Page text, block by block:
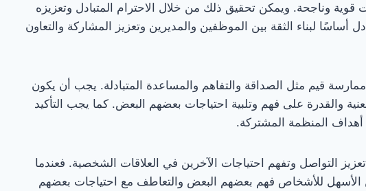
قوية وناجحة. ويمكن تحقيق ذلك من خلال الاحترام المتبادل وتعزيزه
أساسًا لبناء الثقة بين الموظفين والمديرين وتعزيز المشاركة والتعاون
قيم مثل الصداقة والتفاهم والمساعدة المتبادلة. يجب أن يكون
والقدرة على فهم وتلبية احتياجات بعضهم البعض. كما يجب التأكيد
المنظمة المشتركة.
تعزيز التواصل وتفهم احتياجات الآخرين في العلاقات الشخصية. فعندما
الأسهل للأشخاص فهم بعضهم البعض والتعاطف مع احتياجات بعضهم